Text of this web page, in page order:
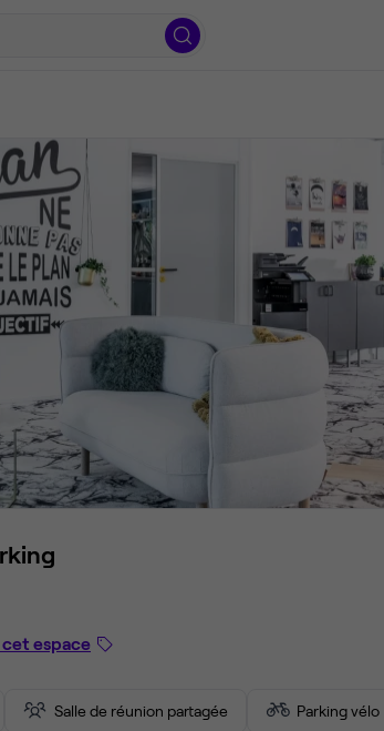
espace
Salle de réunion partagée Parking vélo